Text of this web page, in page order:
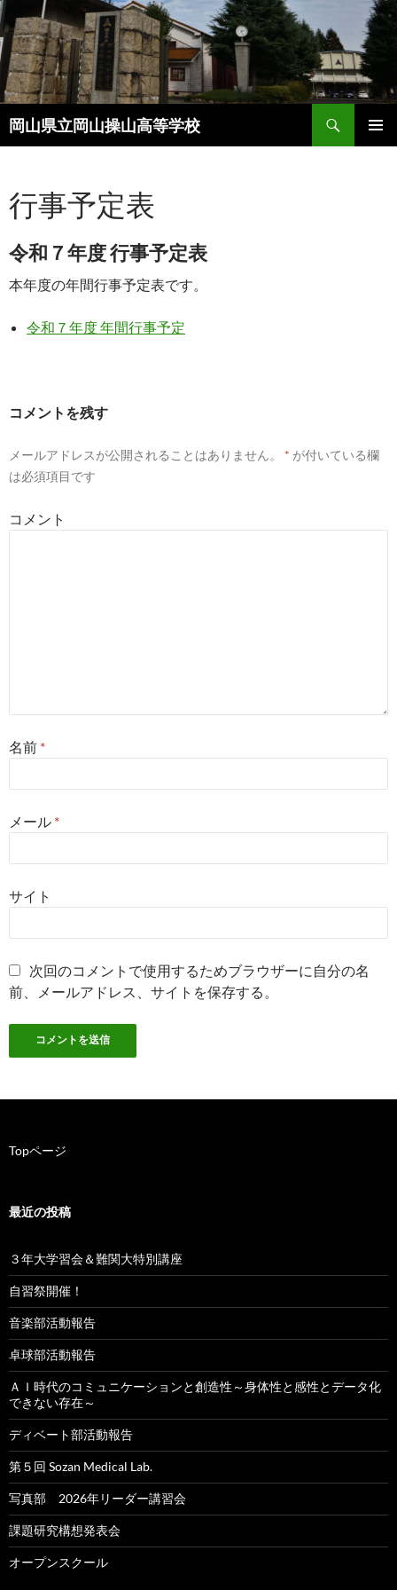
コ
ン
テ
ン
ツ
へ
ス
プ
岡山県立岡山操山高等学校
検
索
行事予定表
令和７年度 行事予定表
本年度の年間行事予定表です。
令和７年度 年間行事予定
コメントを残す
メールアドレスが公開されることはありません。 * が付いている欄
は必須項目です
コメント
名前 *
メール *
サイト
次回のコメントで使用するためブラウザーに自分の名
前、メールアドレス、サイトを保存する。
Topページ
最近の投稿
３年大学習会＆難関大特別講座
自習祭開催！
音楽部活動報告
卓球部活動報告
ＡＩ時代のコミュニケーションと創造性～身体性と感性とデータ化
できない存在～
ディベート部活動報告
第５回 Sozan Medical Lab.
写真部 2026年リーダー講習会
課題研究構想発表会
オープンスクール